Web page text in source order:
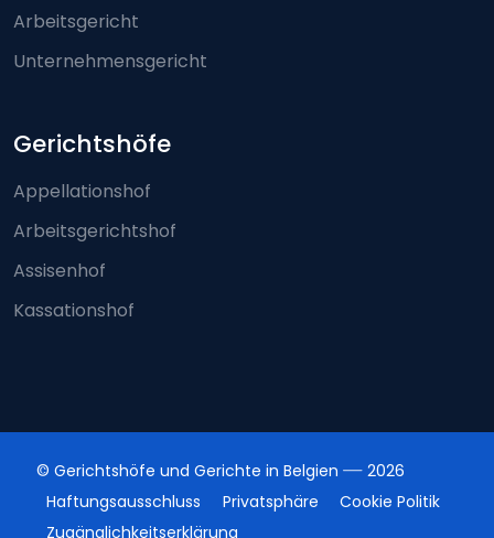
Arbeitsgericht
Unternehmensgericht
Gerichtshöfe
Appellationshof
Arbeitsgerichtshof
Assisenhof
Kassationshof
© Gerichtshöfe und Gerichte in Belgien
2026
Haftungsausschluss
Privatsphäre
Cookie Politik
Zugänglichkeitserklärung